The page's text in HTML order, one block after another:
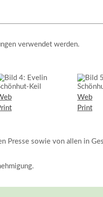
verwendet werden.
Web
Print
sowie von allen in